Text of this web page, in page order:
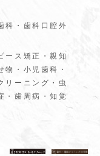
科・歯科口腔外
ース矯正・親知
物・小児歯科・
リーニング・虫
・歯周病・知覚